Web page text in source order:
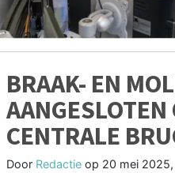
BRAAK- EN
AANGESLOTEN
CENTRALE
Door Redactie op 20 mei 2025,